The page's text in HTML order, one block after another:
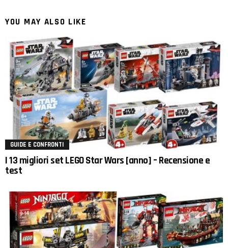
YOU MAY ALSO LIKE
GUIDE E CONFRONTI
I 13 migliori set LEGO Star Wars [anno] – Recensione e
test